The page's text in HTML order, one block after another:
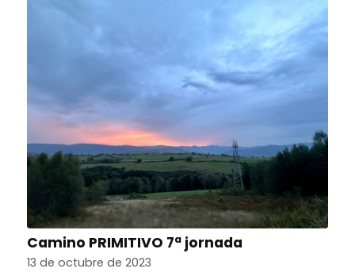
Camino PRIMITIVO 7ª jornada
13 de octubre de 2023